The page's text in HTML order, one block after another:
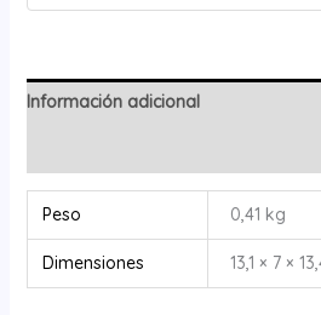
Información adicional
Peso 0,41 kg
Dimensiones 13,1 × 7 ×